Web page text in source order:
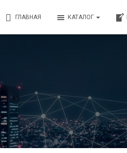
ГЛАВНАЯ КАТАЛОГ